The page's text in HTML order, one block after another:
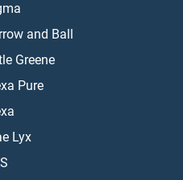
and Ball
Greene
Pure
Lyx